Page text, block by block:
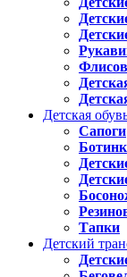
Детская
Сапоги
Тапки
Детский